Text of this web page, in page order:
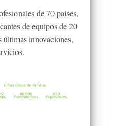
de 70 países,
de equipos de 20
últimas innovaciones,